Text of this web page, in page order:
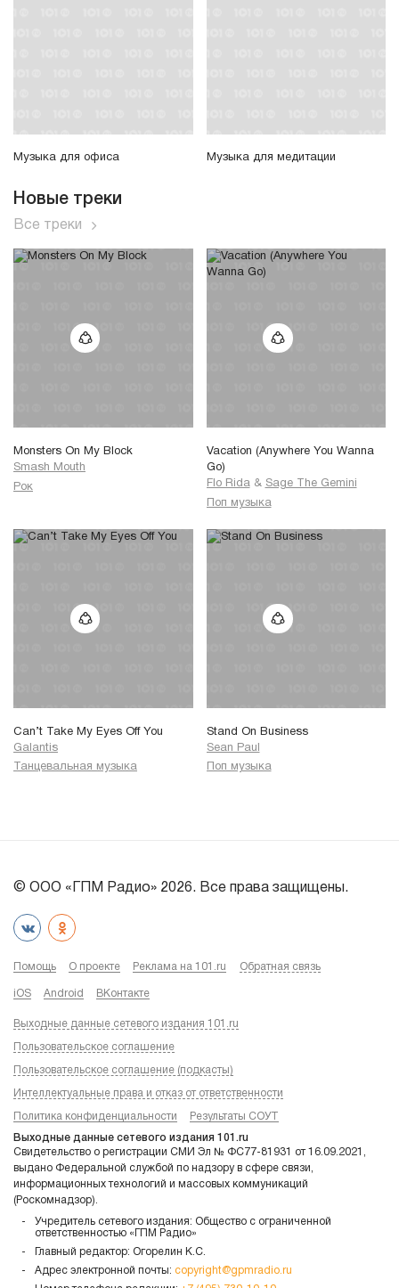
Музыка для офиса Музыка для медитации
Новые треки
Все треки
Monsters On My Block
Smash Mouth
Рок
Vacation (Anywhere You Wanna
Go)
Flo Rida & Sage The Gemini
Поп музыка
Can’t Take My Eyes Off You
Galantis
Танцевальная музыка
Stand On Business
Sean Paul
Поп музыка
© ООО «ГПМ Радио» 2026. Все права защищены.
Помощь О проекте Реклама на 101.ru Обратная связь
iOS Android ВКонтакте
Выходные данные сетевого издания 101.ru
Пользовательское соглашение
Пользовательское соглашение (подкасты)
Интеллектуальные права и отказ от ответственности
Политика конфиденциальности Результаты СОУТ
Выходные данные сетевого издания 101.ru
Свидетельство о регистрации СМИ Эл № ФС77-81931 от 16.09.2021,
выдано Федеральной службой по надзору в сфере связи,
информационных технологий и массовых коммуникаций
(Роскомнадзор).
Учредитель сетевого издания: Общество с ограниченной
ответственностью «ГПМ Радио»
Главный редактор: Огорелин К.С.
Адрес электронной почты: copyright@gpmradio.ru